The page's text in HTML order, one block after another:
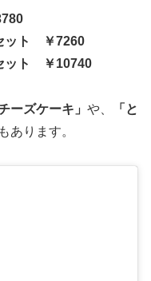
ット ￥7260
ット ￥10740
ーズケーキ」 や、
「と
あります。